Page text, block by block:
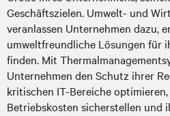
Geschäftszielen. Umwelt- und
veranlassen Unternehmen dazu,
umweltfreundliche Lösungen für
finden. Mit
Unternehmen den Schutz ihrer
kritischen IT-Bereiche
Betriebskosten sicherstellen und